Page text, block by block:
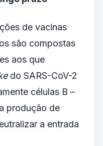
de vacinas
são compostas
aos que
do SARS-CoV-2
células B –
produção de
a entrada